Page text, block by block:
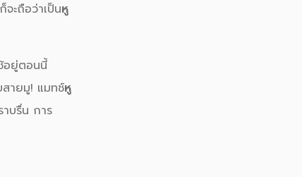
ะถือว่าเป็นหู
อยู่ตอนนี้
สายมู! แมทช์หู
บรื่น การ